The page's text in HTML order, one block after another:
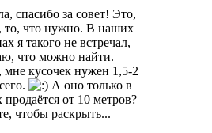
спасибо за совет! Это,
то, что нужно. В наших
я такого не встречал,
что можно найти.
мне кусочек нужен 1,5-2
А оно только в
продаётся от 10 метров?
чтобы раскрыть...